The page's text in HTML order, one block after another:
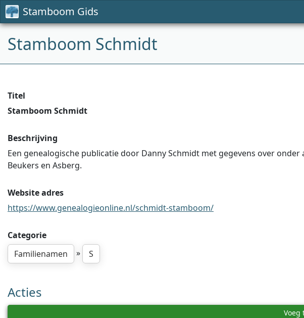
Stamboom Gids
Stamboom Schmidt
Titel
Stamboom Schmidt
Beschrijving
Een genealogische publicatie door Danny Schmidt met gegevens over
Beukers en Asberg.
Website adres
https://www.genealogieonline.nl/schmidt-stamboom/
Categorie
Familienamen
» S
Acties
Voeg